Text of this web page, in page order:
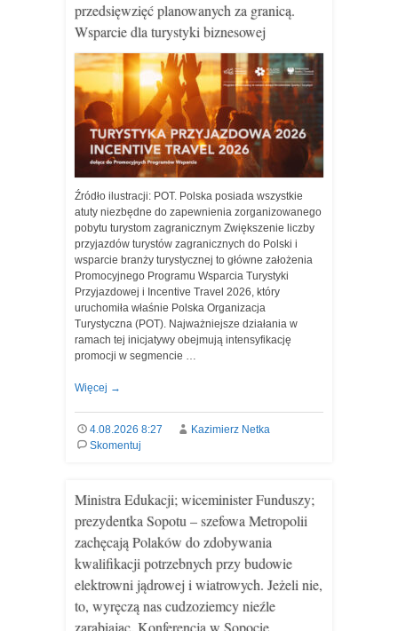
przedsięwzięć planowanych za granicą.
Wsparcie dla turystyki biznesowej
Źródło ilustracji: POT. Polska posiada wszystkie
atuty niezbędne do zapewnienia zorganizowanego
pobytu turystom zagranicznym Zwiększenie liczby
przyjazdów turystów zagranicznych do Polski i
wsparcie branży turystycznej to główne założenia
Promocyjnego Programu Wsparcia Turystyki
Przyjazdowej i Incentive Travel 2026, który
uruchomiła właśnie Polska Organizacja
Turystyczna (POT). Najważniejsze działania w
ramach tej inicjatywy obejmują intensyfikację
promocji w segmencie …
Więcej →
4.08.2026 8:27
Kazimierz Netka
Skomentuj
Ministra Edukacji; wiceminister Funduszy;
prezydentka Sopotu – szefowa Metropolii
zachęcają Polaków do zdobywania
kwalifikacji potrzebnych przy budowie
elektrowni jądrowej i wiatrowych. Jeżeli nie,
to, wyręczą nas cudzoziemcy nieźle
zarabiając. Konferencja w Sopocie